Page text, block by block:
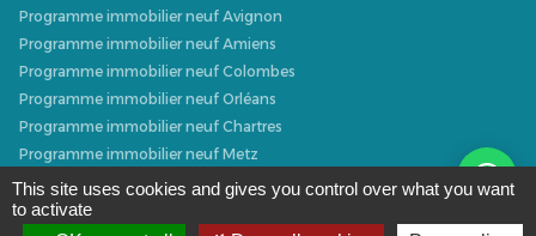
Programme immobilier neuf Avignon
Programme immobilier neuf Amiens
Programme immobilier neuf Colombes
Programme immobilier neuf Orléans
Programme immobilier neuf Chartres
Programme immobilier neuf Metz
Programme immobilier neuf Caen
Programme immobilier neuf Dijon
This site uses cookies and gives you control over what you want
to activate